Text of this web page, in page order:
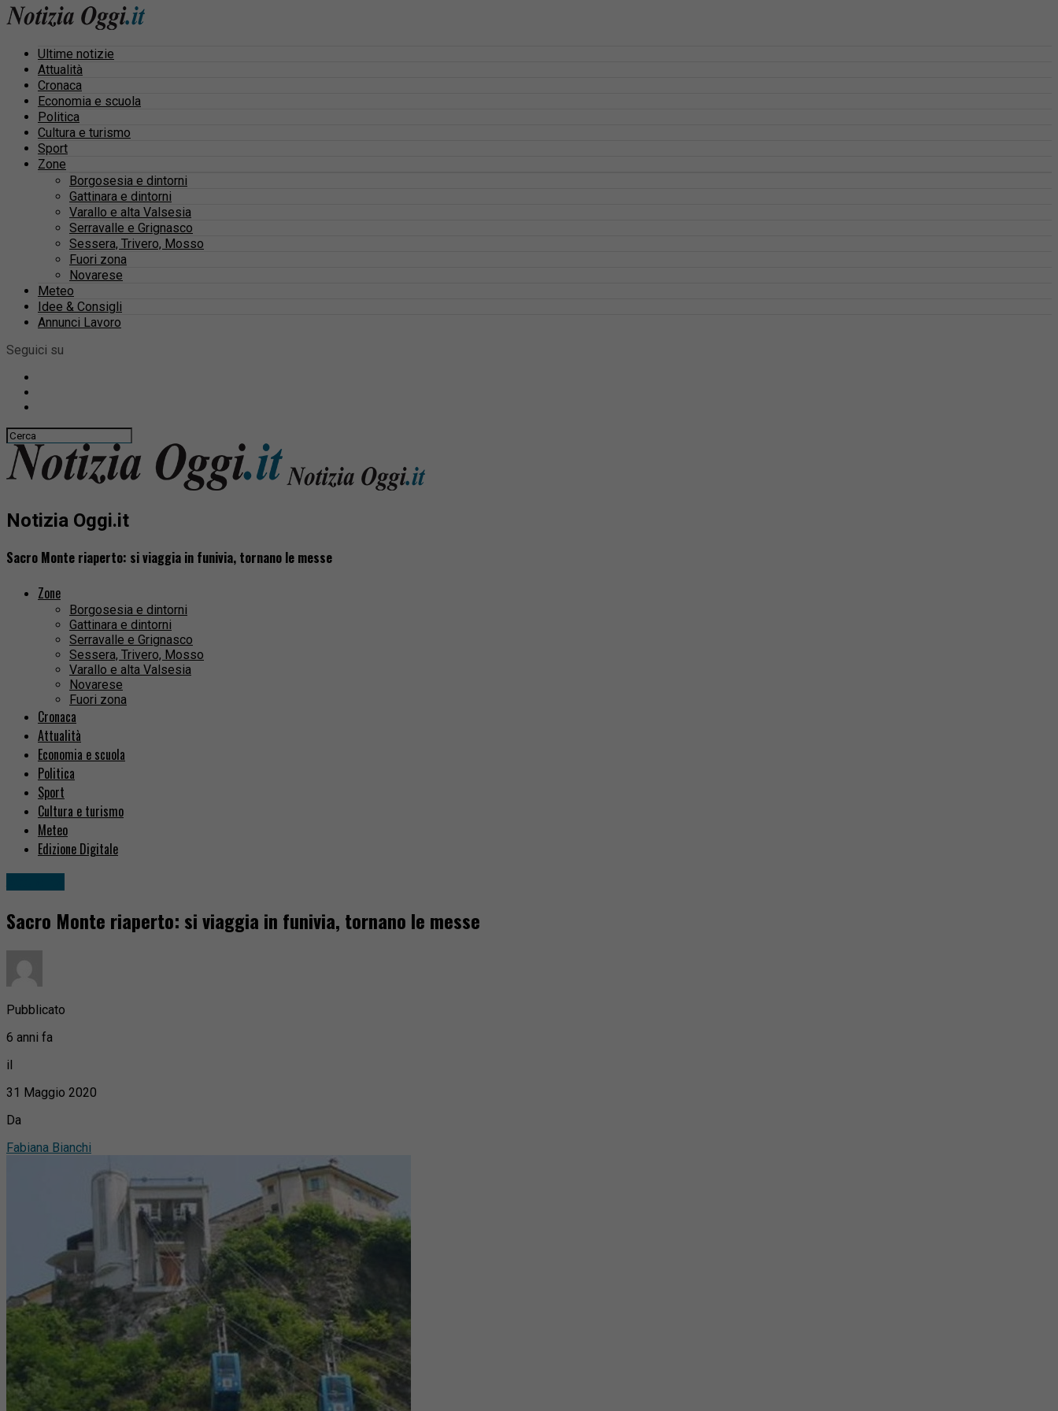
Ultime notizie
Attualità
Cronaca
Economia e scuola
Politica
Cultura e turismo
Sport
Zone
Borgosesia e dintorni
Gattinara e dintorni
Varallo e alta Valsesia
Serravalle e Grignasco
Sessera, Trivero, Mosso
Fuori zona
Novarese
Meteo
Idee & Consigli
Annunci Lavoro
Seguici su
Notizia Oggi.it
Sacro Monte riaperto: si viaggia in funivia, tornano le messe
Zone
Borgosesia e dintorni
Gattinara e dintorni
Serravalle e Grignasco
Sessera, Trivero, Mosso
Varallo e alta Valsesia
Novarese
Fuori zona
Cronaca
Attualità
Economia e scuola
Politica
Sport
Cultura e turismo
Meteo
Edizione Digitale
Sacro Monte riaperto: si viaggia in funivia, tornano le messe
Pubblicato
6 anni fa
il
31 Maggio 2020
Da
Fabiana Bianchi